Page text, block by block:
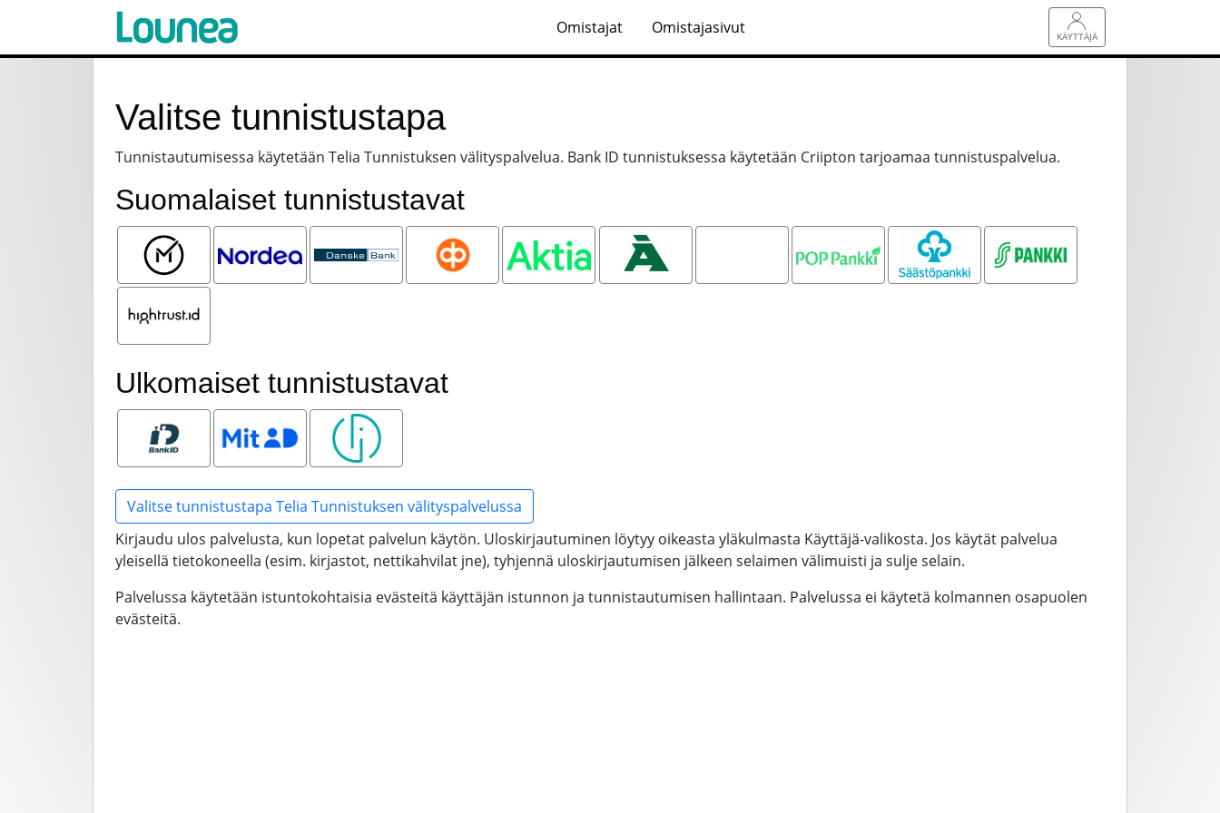
KÄYTTÄJÄ
Omistajat Omistajasivut
Valitse tunnistustapa
Tunnistautumisessa käytetään Telia Tunnistuksen välityspalvelua. Bank ID tunnistuksessa käytetään Criipton tarjoamaa tunnistuspalvelua.
Suomalaiset tunnistustavat
Mobiilivarmenne
Bank
OP Aktia Ålandsbanken Säästöpankki S-pankki
Ulkomaiset tunnistustavat
Bank ID MitID Smart ID
Valitse tunnistustapa Telia Tunnistuksen välityspalvelussa
Kirjaudu ulos palvelusta, kun lopetat palvelun käytön. Uloskirjautuminen löytyy oikeasta yläkulmasta Käyttäjä-valikosta. Jos käytät palvelua
yleisellä tietokoneella (esim. kirjastot, nettikahvilat jne), tyhjennä uloskirjautumisen jälkeen selaimen välimuisti ja sulje selain.
Palvelussa käytetään istuntokohtaisia evästeitä käyttäjän istunnon ja tunnistautumisen hallintaan. Palvelussa ei käytetä kolmannen osapuolen
evästeitä.